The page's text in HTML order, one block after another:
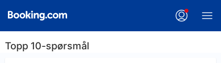
Topp 10-spørsmål